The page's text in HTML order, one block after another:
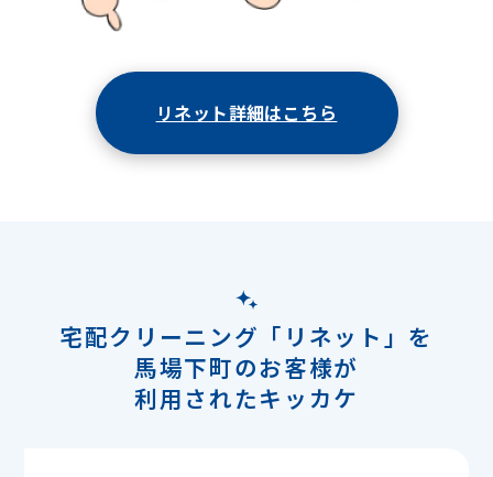
リネット詳細はこちら
宅配クリーニング「リネット」を
馬場下町のお客様が
利用されたキッカケ